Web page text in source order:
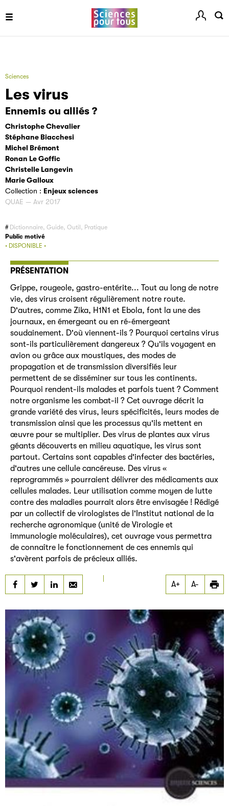
Sciences
Les virus
Ennemis ou alliés ?
Christophe Chevalier
Stéphane Biacchesi
Michel Brémont
Ronan Le Goffic
Christelle Langevin
Marie Galloux
Collection : Enjeux sciences
QUAE — Avr 2017
Dictionnaire, Guide, Outil, Pratique
Public motivé
• DISPONIBLE •
PRÉSENTATION
Grippe, rougeole, gastro-entérite... Tout au long de notre
vie, des virus croisent régulièrement notre route.
D'autres, comme Zika, H1N1 et Ebola, font la une des
journaux, en émergeant ou en ré-émergeant
soudainement. D'où viennent-ils ? Pourquoi certains virus
sont-ils particulièrement dangereux ? Qu'ils voyagent en
avion ou grâce aux moustiques, des modes de
propagation et de transmission diversifiés leur
permettent de se disséminer sur tous les continents.
Pourquoi rendent-ils malades et parfois tuent ? Comment
notre organisme les combat-il ? Cet ouvrage décrit la
grande variété des virus, leurs spécificités, leurs modes de
transmission ainsi que les processus qu'ils mettent en
œuvre pour se multiplier. Des virus de plantes aux virus
géants découverts en milieu aquatique, les virus sont
partout. Certains sont capables d'infecter des bactéries,
d'autres une cellule cancéreuse. Des virus «
reprogrammés » pourraient délivrer des médicaments aux
cellules malades. Leur utilisation comme moyen de lutte
contre des maladies pourrait alors être envisagée ! Rédigé
par un collectif de virologistes de l'Institut national de la
recherche agronomique (unité de Virologie et
immunologie moléculaires), cet ouvrage vous permettra
de connaître le fonctionnement de ces ennemis qui
s'avèrent parfois de précieux alliés.
Partager
Les virus
Partager
Les virus
Partager
Les virus
A+ A-